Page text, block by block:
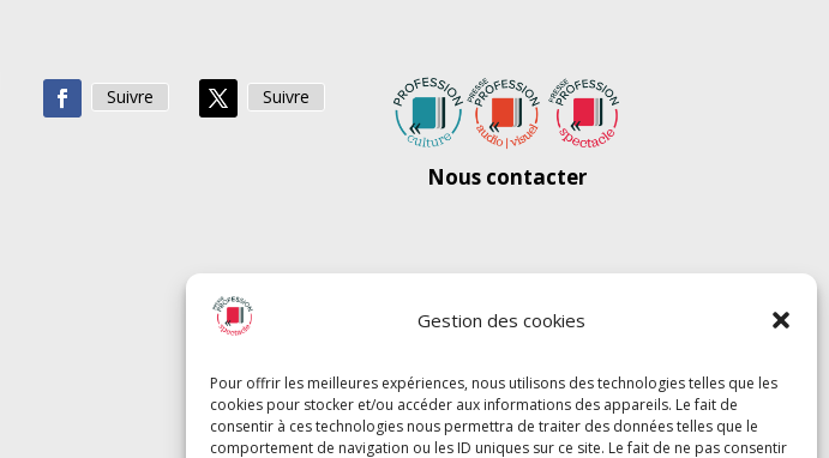
Gestion des cookies
Pour offrir les meilleures expériences, nous utilisons des technologies telles que les
cookies pour stocker et/ou accéder aux informations des appareils. Le fait de
consentir à ces technologies nous permettra de traiter des données telles que le
comportement de navigation ou les ID uniques sur ce site. Le fait de ne pas consentir
Suivre Suivre
Nous contacter